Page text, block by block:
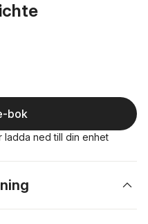
bok
ladda ned till din enhet